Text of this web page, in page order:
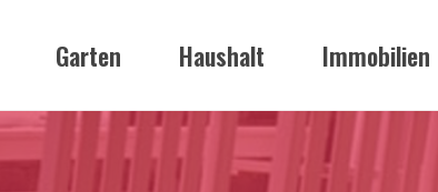
Garten Haushalt Immobilien